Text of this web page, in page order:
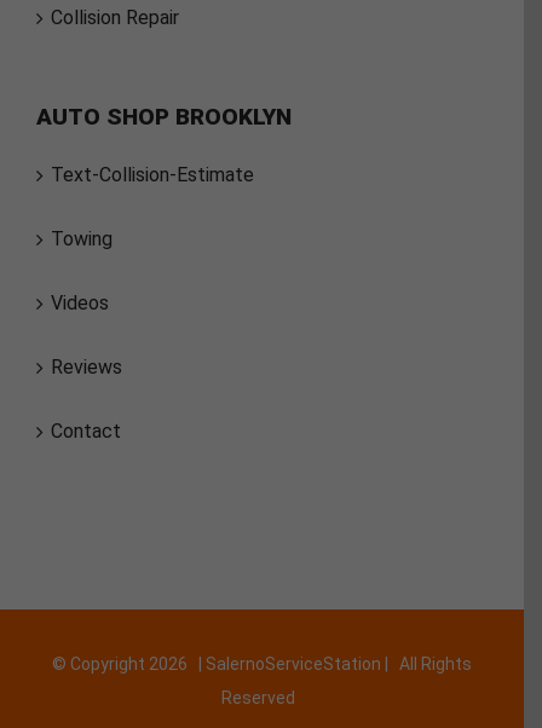
Collision Repair
AUTO SHOP BROOKLYN
Text-Collision-Estimate
Towing
Videos
Reviews
Contact
© Copyright 2026 | SalernoServiceStation | All Rights
Reserved